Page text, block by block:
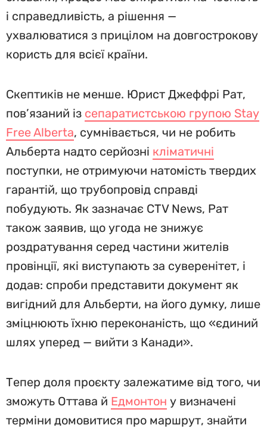
і справедливість, а рішення —
ухвалюватися з прицілом на довгострокову
користь для всієї країни.
Скептиків не менше. Юрист Джеффрі Рат,
пов’язаний із сепаратистською групою Stay
Free Alberta, сумнівається, чи не робить
Альберта надто серйозні кліматичні
поступки, не отримуючи натомість твердих
гарантій, що трубопровід справді
побудують. Як зазначає CTV News, Рат
також заявив, що угода не знижує
роздратування серед частини жителів
провінції, які виступають за суверенітет, і
додав: спроби представити документ як
вигідний для Альберти, на його думку, лише
зміцнюють їхню переконаність, що «єдиний
шлях уперед — вийти з Канади».
Тепер доля проєкту залежатиме від того, чи
зможуть Оттава й Едмонтон у визначені
терміни домовитися про маршрут, знайти